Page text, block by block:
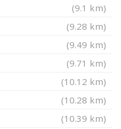
(9.1 km)
(9.28 km)
(9.49 km)
(9.71 km)
(10.12 km)
(10.28 km)
(10.39 km)